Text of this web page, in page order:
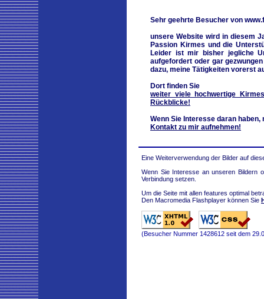
Sehr geehrte Besucher von
unsere Website wird in diesem
Passion Kirmes und die
Leider ist mir bisher jegliche
aufgefordert oder gar
dazu, meine Tätigkeiten vorerst
Dort finden Sie
weiter viele hochwertige
Rückblicke!
Wenn Sie Interesse daran
Kontakt zu mir aufnehmen!
Eine Weiterverwendung der Bilder auf
Wenn Sie Interesse an unseren Bildern
Verbindung setzen.
Um die Seite mit allen features optimal
Den Macromedia Flashplayer können Sie
(Besucher Nummer 1428612 seit dem